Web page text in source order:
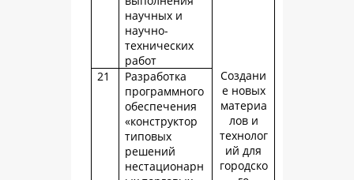
научных и
научно-
технических
работ
Создани
е новых
материа
лов и
технолог
ий для
городско
21
Разработка
программного
обеспечения
«конструктор
типовых
решений
нестационарн